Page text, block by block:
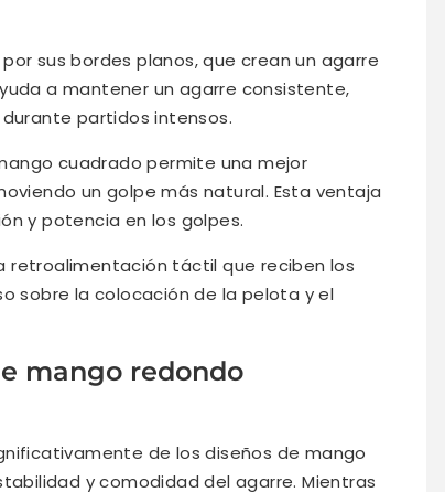
sus bordes planos, que crean un agarre
a mantener un agarre consistente,
partidos intensos.
cuadrado permite una mejor
un golpe más natural. Esta ventaja
y potencia en los golpes.
retroalimentación táctil que reciben los
sobre la colocación de la pelota y el
mango redondo
de los diseños de mango
y comodidad del agarre. Mientras